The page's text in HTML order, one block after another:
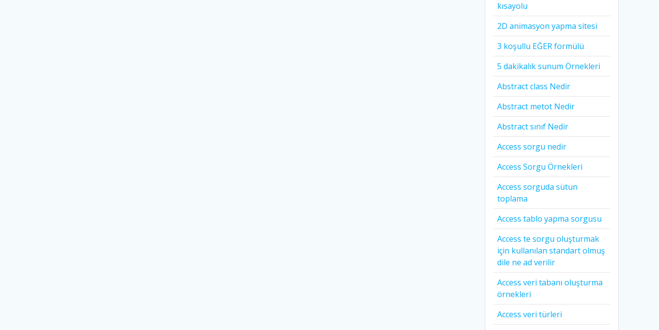
kısayolu
2D animasyon yapma sitesi
3 koşullu EĞER formülü
5 dakikalık sunum Örnekleri
Abstract class Nedir
Abstract metot Nedir
Abstract sınıf Nedir
Access sorgu nedir
Access Sorgu Örnekleri
Access sorguda sütun
toplama
Access tablo yapma sorgusu
Access te sorgu oluşturmak
için kullanılan standart olmuş
dile ne ad verilir
Access veri tabanı oluşturma
örnekleri
Access veri türleri